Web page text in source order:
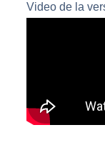
Video de la